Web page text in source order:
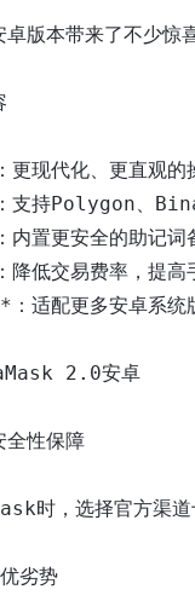
本带来了不少惊喜
现代化、更直观的
支持Polygon、
置更安全的助记词
低交易费率，提高
适配更多安卓系统
2.0安卓
性保障
时，选择官方渠
劣势